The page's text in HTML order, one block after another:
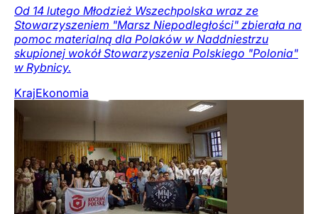
Od 14 lutego Młodzież Wszechpolska wraz ze
Stowarzyszeniem "Marsz Niepodległości" zbierała na
pomoc materialną dla Polaków w Naddniestrzu
skupionej wokół Stowarzyszenia Polskiego "Polonia"
w Rybnicy.
KrajEkonomia